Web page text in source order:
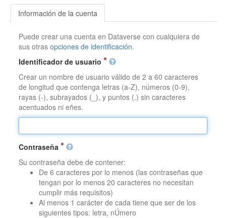
Información de la cuenta
Puede crear una cuenta en Dataverse con cualquiera de
sus otrasopciones de identificación.
Identificador de usuario
Crear un nombre de usuario válido de 2 a 60 caracteres
de longitud que contenga letras (a-Z), números (0-9),
rayas (-), subrayados (_), y puntos (.) sin caracteres
acentuados ni eñes.
Contraseña
Su contraseña debe de contener:
De 6 caracteres por lo menos (las contraseñas que
tengan por lo menos 20 caracteres no necesitan
cumplir más requisitos)
Al menos 1 carácter de cada tiene que ser de los
siguientes tipos: letra, nÚmero